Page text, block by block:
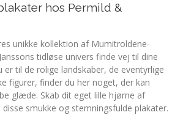
hos Permild &
unikke kollektion af Mumitroldene-
tidløse univers finde vej til dine
til de rolige landskaber, de eventyrlige
figurer, finder du her noget, der kan
glæde. Skab dit eget lille hjørne af
smukke og stemningsfulde plakater.